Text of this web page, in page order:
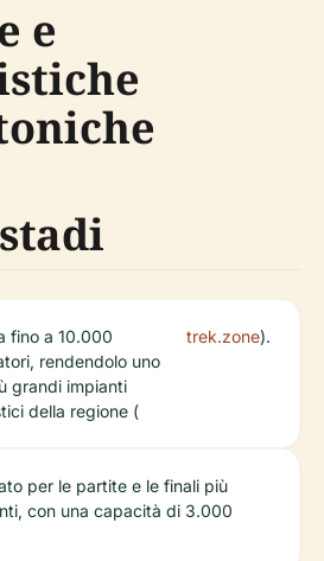
e
fino a 10.000
rendendolo uno
grandi impianti
della regione (
trek.zone).
per le partite e le finali più
con una capacità di 3.000